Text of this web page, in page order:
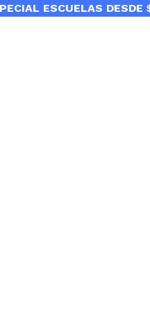
ESCUELAS